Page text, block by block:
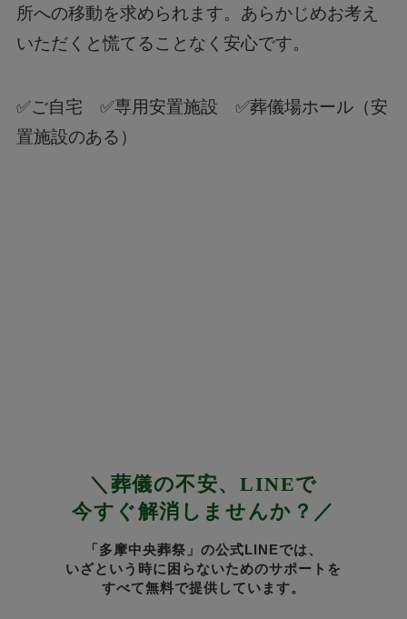
所への移動を求められます。あらかじめお考え
いただくと慌てることなく安心です。
✅ご自宅 ✅専用安置施設 ✅葬儀場ホール（安
置施設のある）
＼葬儀の不安、LINEで
今すぐ解消しませんか？／
「多摩中央葬祭」の公式LINEでは、
いざという時に困らないためのサポートを
すべて無料で提供しています。